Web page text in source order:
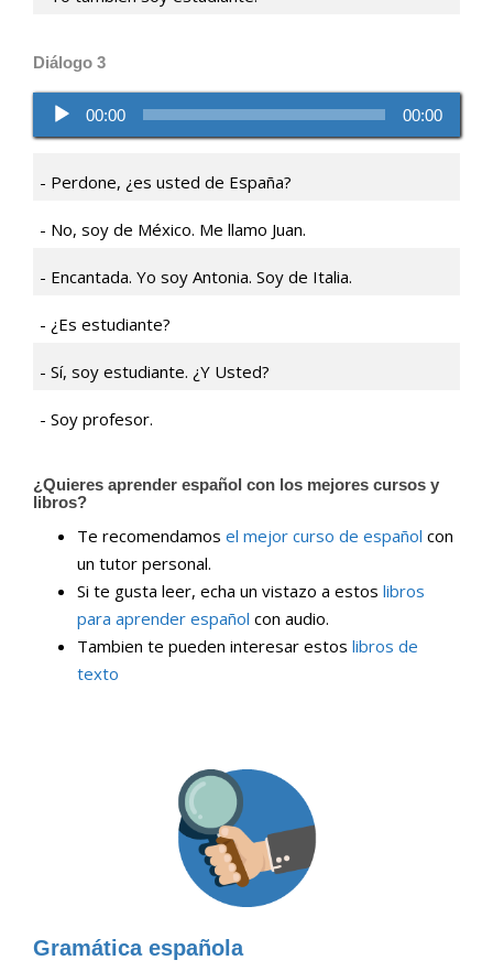
Diálogo 3
Reproductor
de
00:00 00:00
Perdone, ¿es usted de España?
No, soy de México. Me llamo Juan.
Encantada. Yo soy Antonia. Soy de Italia.
¿Es estudiante?
Sí, soy estudiante. ¿Y Usted?
Soy profesor.
¿Quieres aprender español con los mejores cursos y
libros?
Te recomendamos el mejor curso de español con
un tutor personal.
Si te gusta leer, echa un vistazo a estos libros
para aprender español con audio.
Tambien te pueden interesar estos libros de
texto
Gramática española